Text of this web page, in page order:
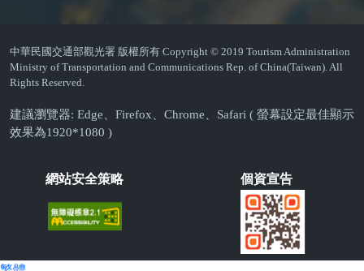
中華民國交通部觀光署 版權所有 Copyright © 2019 Tourism Administration
Ministry of Transportation and Communications Rep. of China(Taiwan). All
Rights Reserved.
建議瀏覽器: Edge、Firefox、Chrome、Safari ( 螢幕設定最佳顯示
效果為1920*1080 )
網站安全策略 個資宣告